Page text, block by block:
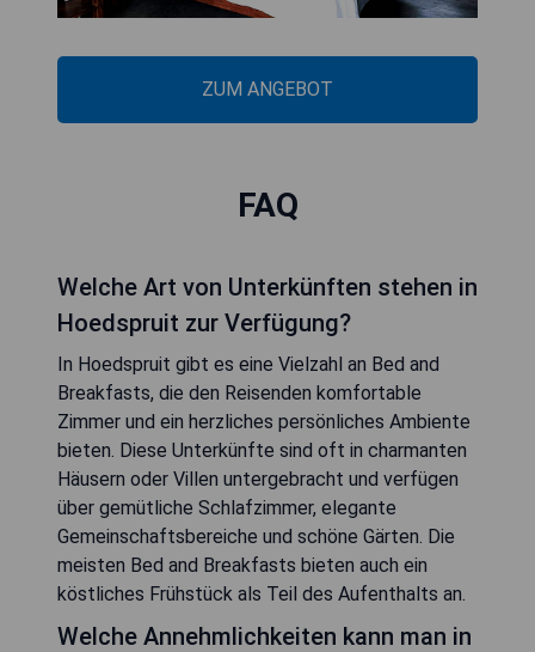
ZUM ANGEBOT
FAQ
Welche Art von Unterkünften stehen in
Hoedspruit zur Verfügung?
In Hoedspruit gibt es eine Vielzahl an Bed and
Breakfasts, die den Reisenden komfortable
Zimmer und ein herzliches persönliches Ambiente
bieten. Diese Unterkünfte sind oft in charmanten
Häusern oder Villen untergebracht und verfügen
über gemütliche Schlafzimmer, elegante
Gemeinschaftsbereiche und schöne Gärten. Die
meisten Bed and Breakfasts bieten auch ein
köstliches Frühstück als Teil des Aufenthalts an.
Welche Annehmlichkeiten kann man in